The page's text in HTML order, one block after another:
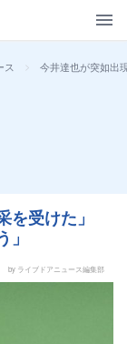
ス > 今井達也が突如出
を受けた」
by ライブドアニュース編集部